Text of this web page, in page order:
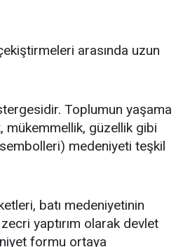
arasında uzun
Toplumun yaşama
mükemmellik, güzellik gibi
medeniyeti teşkil
batı medeniyetinin
yaptırım olarak devlet
formu ortaya